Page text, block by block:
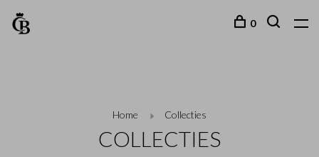
0
Home Collecties
COLLECTIES